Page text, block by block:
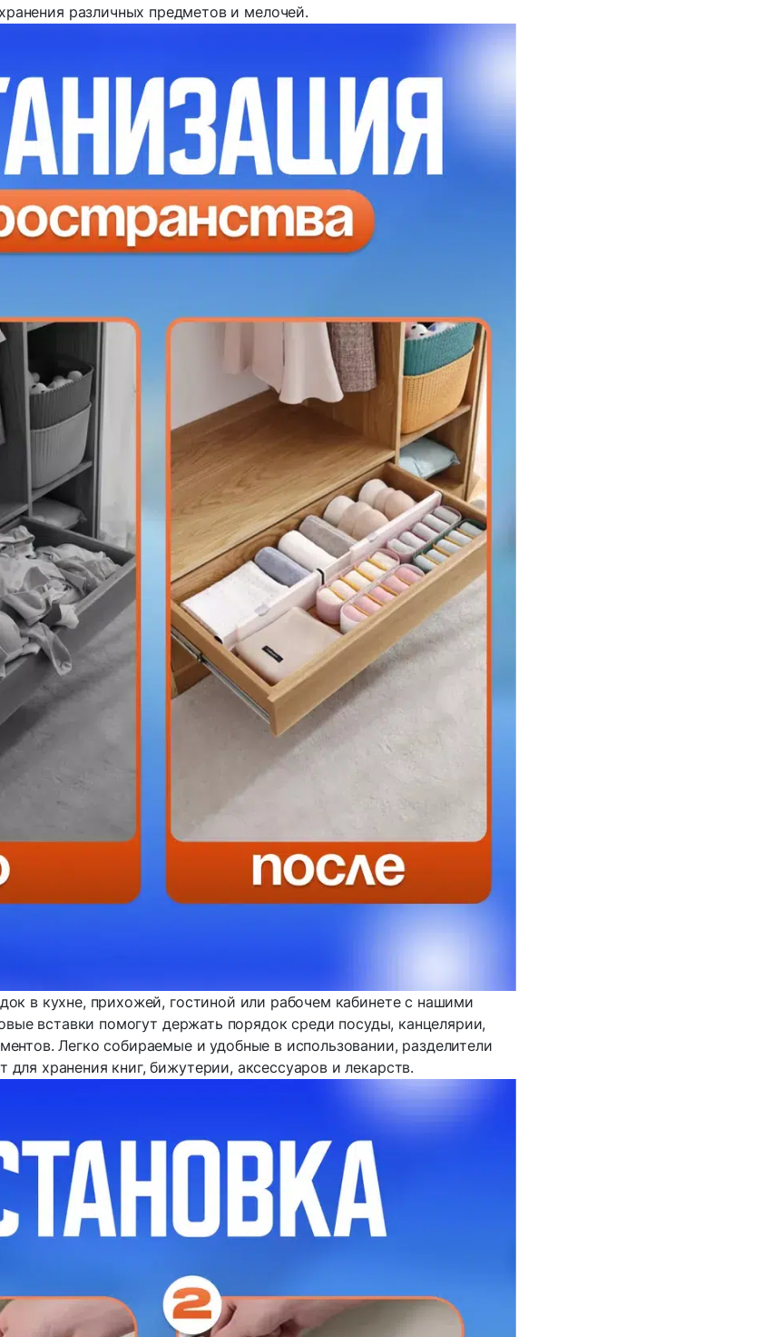
хранения различных предметов и мелочей.
в кухне, прихожей, гостиной или рабочем кабинете с нашими
вставки помогут держать порядок среди посуды, канцелярии,
Легко собираемые и удобные в использовании, разделители
для хранения книг, бижутерии, аксессуаров и лекарств.